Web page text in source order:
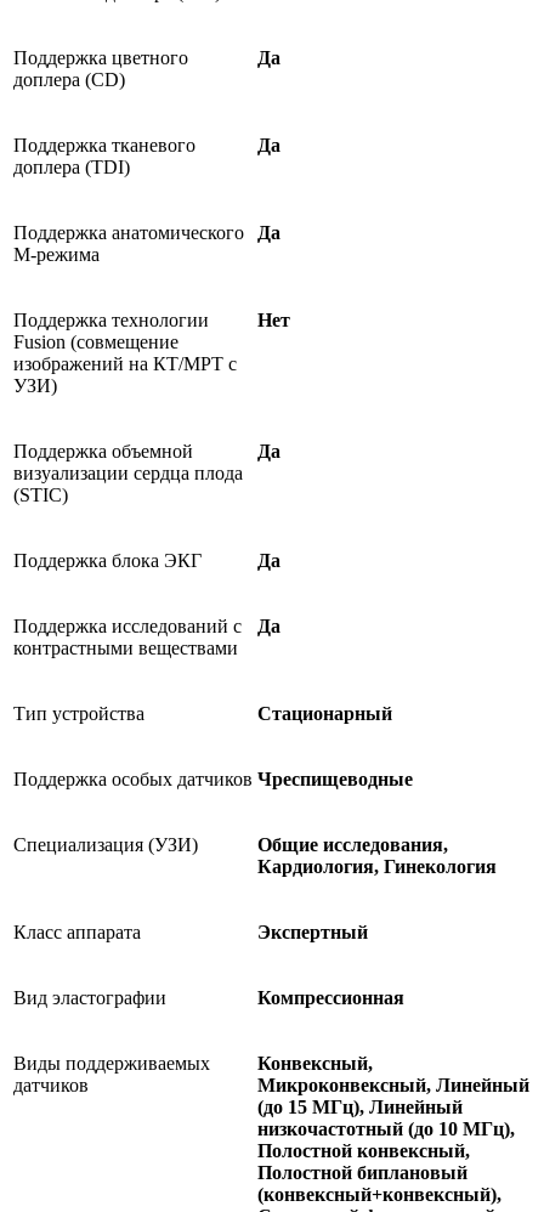
Поддержка цветного
доплера (CD)
Да
Поддержка тканевого
доплера (TDI)
Да
Поддержка анатомического
М-режима
Да
Поддержка технологии
Fusion (совмещение
изображений на КТ/МРТ с
УЗИ)
Нет
Поддержка объемной
визуализации сердца плода
(STIC)
Да
Поддержка блока ЭКГ Да
Поддержка исследований с
контрастными веществами
Да
Тип устройства Стационарный
Поддержка особых датчиков Чреспищеводные
Специализация (УЗИ)
Общие исследования,
Кардиология, Гинекология
Класс аппарата Экспертный
Вид эластографии Компрессионная
Виды поддерживаемых
датчиков
Конвексный,
Микроконвексный, Линейный
(до 15 МГц), Линейный
низкочастотный (до 10 МГц),
Полостной конвексный,
Полостной биплановый
(конвексный+конвексный),